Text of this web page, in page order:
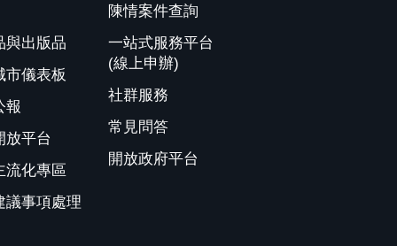
與出版品
市儀表板
報
放平台
流化專區
議事項處理
陳情案件查詢
一站式服務平台
(線上申辦)
社群服務
常見問答
開放政府平台